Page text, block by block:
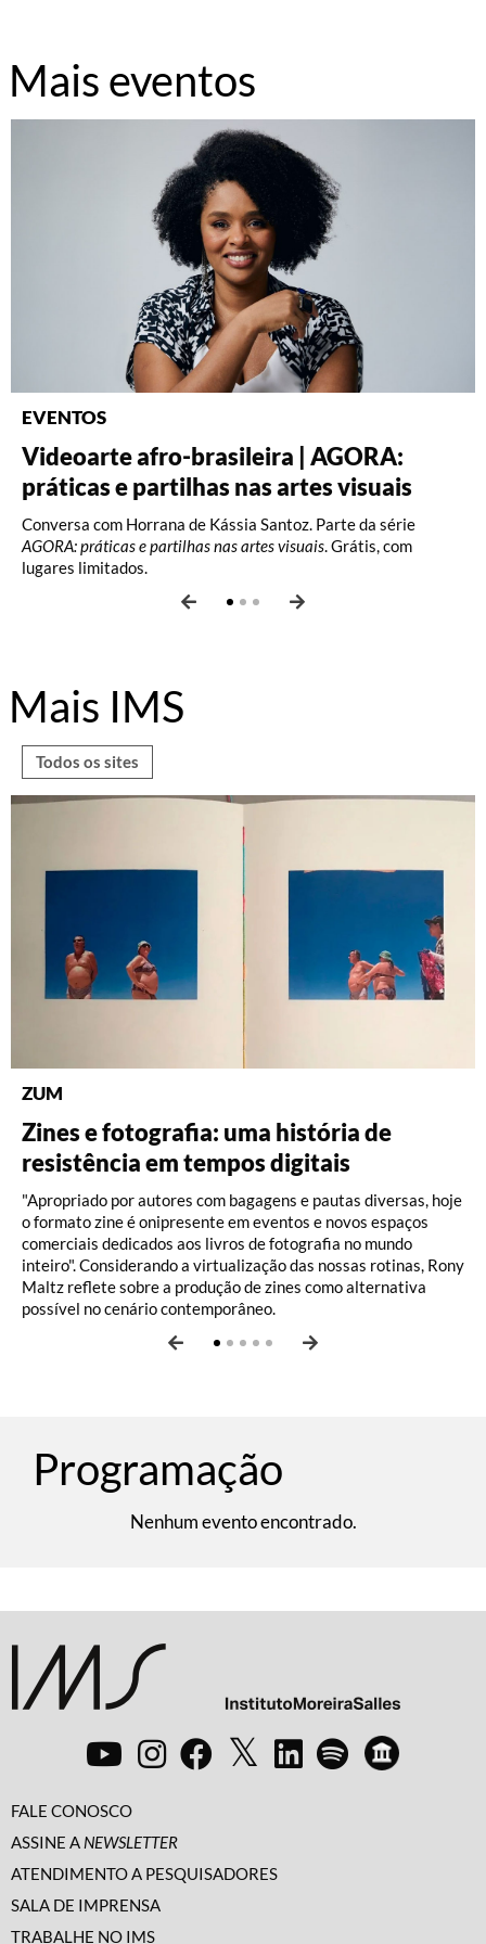
Mais eventos
EVENTOS
Videoarte afro-brasileira | AGORA:
práticas e partilhas nas artes visuais
Conversa com Horrana de Kássia Santoz. Parte da série
AGORA: práticas e partilhas nas artes visuais. Grátis, com
lugares limitados.
Fotografia: Interpretações – Turma A
(2026)
Oficina com Celina Yamauchi. Vagas limitadas.
Fotografia: Princípios (2026)
Oficina com Celina Yamauchi. Vagas limitadas.
Mais IMS
Todos os sites
ZUM
Zines e fotografia: uma história de
resistência em tempos digitais
"Apropriado por autores com bagagens e pautas diversas, hoje
o formato zine é onipresente em eventos e novos espaços
comerciais dedicados aos livros de fotografia no mundo
inteiro". Considerando a virtualização das nossas rotinas, Rony
Maltz reflete sobre a produção de zines como alternativa
possível no cenário contemporâneo.
DISCOGRAFIA BRASILEIRA
Do Pajeú a Hollywood: 100 anos de
Moacir Santos, por Pedro Paulo Malta
RÁDIO BATUTA
Ney ao vivo, muito vivo, com Luiz
Fernando Vianna
BRASILIANA FOTOGRÁFICA
O Pombal da Fiocruz, por Ricardo
Augusto dos Santos e Thayane Vicente
Vam de Berg
BRASILIANA ICONOGRÁFICA
A eficiência das paisagens de Friedrich
Hagedorn
Programação
Nenhum evento encontrado.
FALE CONOSCO
ASSINE A NEWSLETTER
ATENDIMENTO A PESQUISADORES
SALA DE IMPRENSA
TRABALHE NO IMS